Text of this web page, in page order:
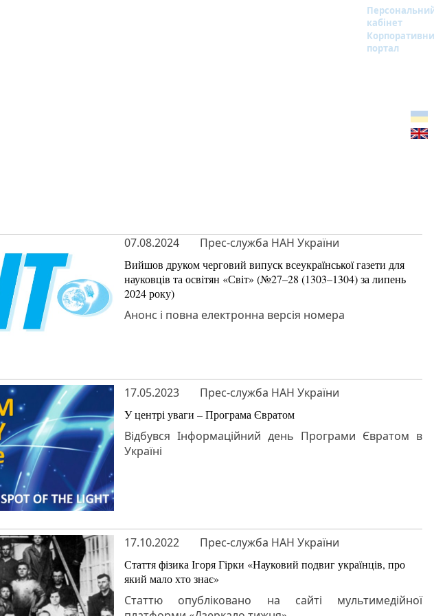
кабінет
портал
07.08.2024 Прес-служба НАН України
Вийшов друком черговий випуск всеукраїнської газети для
науковців та освітян «Світ» (№27–28 (1303–1304) за липень
2024 року)
Анонс і повна електронна версія номера
17.05.2023 Прес-служба НАН України
У центрі уваги – Програма Євратом
Відбувся Інформаційний день Програми Євратом в
Україні
17.10.2022 Прес-служба НАН України
Стаття фізика Ігоря Гірки «Науковий подвиг українців, про
який мало хто знає»
Статтю опубліковано на сайті мультимедійної